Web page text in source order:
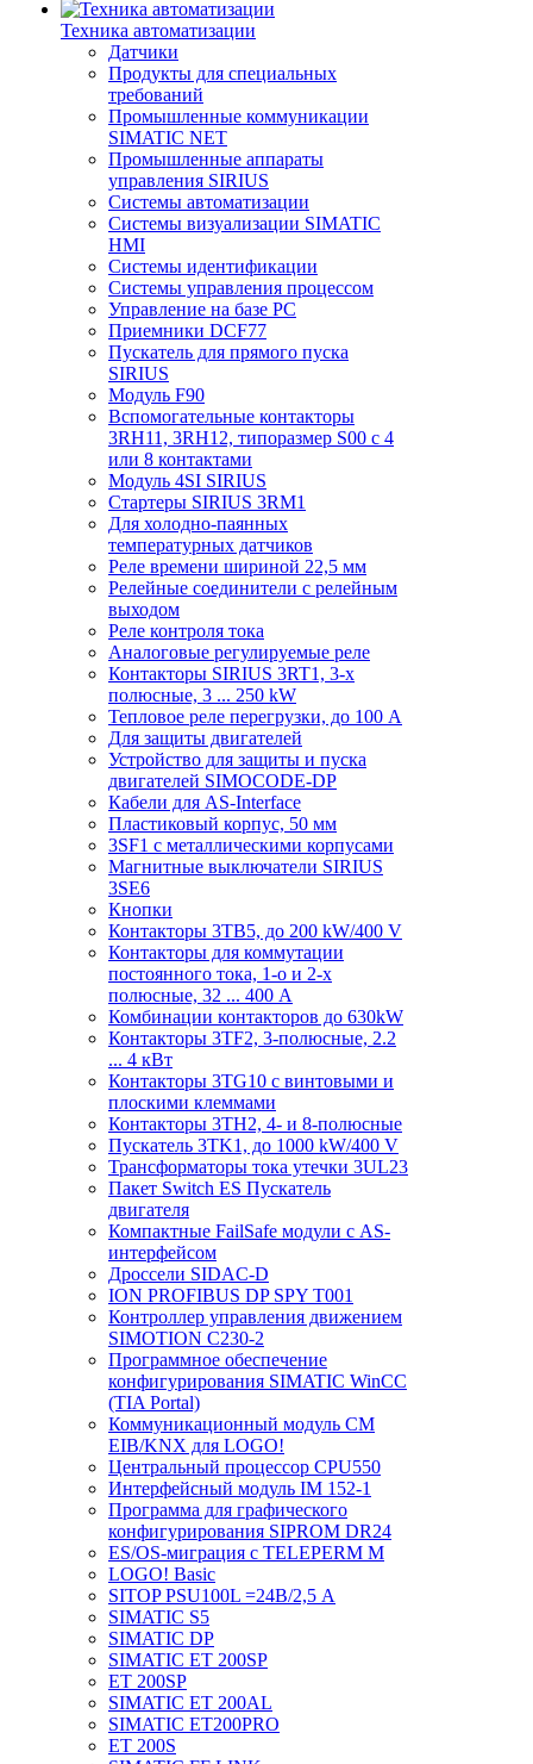
Техника автоматизации
Датчики
Продукты для специальных
требований
Промышленные коммуникации
SIMATIC NET
Промышленные аппараты
управления SIRIUS
Системы автоматизации
Системы визуализации SIMATIC
HMI
Системы идентификации
Системы управления процессом
Управление на базе РС
Приемники DCF77
Пускатель для прямого пуска
SIRIUS
Модуль F90
Вспомогательные контакторы
3RH11, 3RH12, типоразмер S00 с 4
или 8 контактами
Модуль 4SI SIRIUS
Стартеры SIRIUS 3RM1
Для холодно-паянных
температурных датчиков
Реле времени шириной 22,5 мм
Релейные соединители с релейным
выходом
Реле контроля тока
Аналоговые регулируемые реле
Контакторы SIRIUS 3RT1, 3-х
полюсные, 3 ... 250 kW
Тепловое реле перегрузки, до 100 A
Для защиты двигателей
Устройство для защиты и пуска
двигателей SIMOCODE-DP
Кабели для AS-Interface
Пластиковый корпус, 50 мм
3SF1 с металлическими корпусами
Магнитные выключатели SIRIUS
3SE6
Кнопки
Контакторы 3TB5, до 200 kW/400 V
Контакторы для коммутации
постоянного тока, 1-о и 2-х
полюсные, 32 ... 400 A
Комбинации контакторов до 630kW
Контакторы 3TF2, 3-полюсные, 2.2
... 4 кВт
Контакторы 3TG10 c винтовыми и
плоскими клеммами
Контакторы 3TH2, 4- и 8-полюсные
Пускатель 3TK1, до 1000 kW/400 V
Трансформаторы тока утечки 3UL23
Пакет Switch ES Пускатель
двигателя
Компактные FailSafe модули с AS-
интерфейсом
Дроссели SIDAC-D
ION PROFIBUS DP SPY T001
Контроллер управления движением
SIMOTION C230-2
Программное обеспечение
конфигурирования SIMATIC WinCC
(TIA Portal)
Коммуникационный модуль CM
EIB/KNX для LOGO!
Центральный процессор CPU550
Интерфейсный модуль IM 152-1
Программа для графического
конфигурирования SIPROM DR24
ES/OS-миграция с TELEPERM M
LOGO! Basic
SITOP PSU100L =24В/2,5 A
SIMATIC S5
SIMATIC DP
SIMATIC ET 200SP
ET 200SP
SIMATIC ET 200AL
SIMATIC ET200PRO
ET 200S